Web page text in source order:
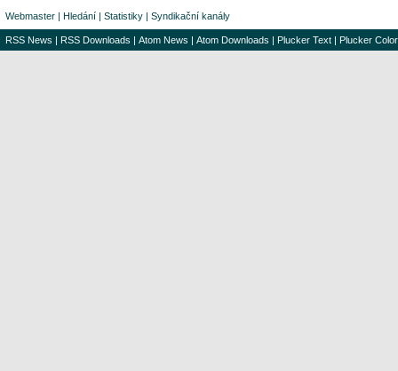
Webmaster | Hledání | Statistiky | Syndikační kanály
RSS News | RSS Downloads | Atom News | Atom Downloads | Plucker Text | Plucker Color